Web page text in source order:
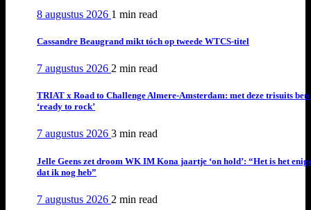
8 augustus 2026 1 min read
Cassandre Beaugrand mikt tóch op tweede WTCS-titel
7 augustus 2026 2 min read
TRIAT x Road to Challenge Almere-Amsterdam: met deze trisuits ben
‘ready to rock’
7 augustus 2026 3 min read
Jelle Geens zet droom WK IM Kona jaartje ‘on hold’: “Het is het
dat ik nog heb”
7 augustus 2026 2 min read